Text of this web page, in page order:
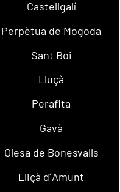
Castellgalí
Perpètua de Mogoda
Sant Boi
Lluçà
Perafita
Gavà
Olesa de Bonesvalls
Lliçà d´Amunt